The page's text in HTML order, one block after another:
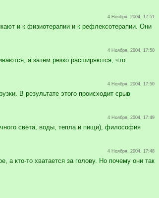
4 Ноября, 2004, 17:51
и к физио­терапии и к рефлексотерапии. Они
4 Ноября, 2004, 17:50
а затем резко расширяются, что
4 Ноября, 2004, 17:50
В результате этого проис­ходит срыв
4 Ноября, 2004, 17:49
света, воды, тепла и пищи), философия
4 Ноября, 2004, 17:48
кто-то хва­тается за голову. Но почему они так